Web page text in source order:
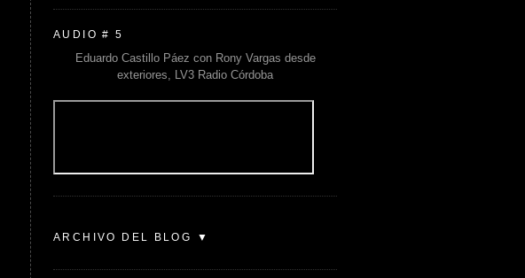
AUDIO # 5
Eduardo Castillo Páez con Rony Vargas desde
exteriores, LV3 Radio Córdoba
ARCHIVO DEL BLOG ▼